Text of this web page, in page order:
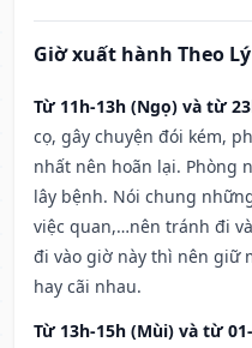
Giờ xuất hành Theo
Từ 11h-13h (Ngọ) và từ
cọ, gây chuyện đói kém,
nhất nên hoãn lại. Phòng
lây bệnh. Nói chung
việc quan,…nên tránh đi
đi vào giờ này thì nên giữ
hay cãi nhau.
Từ 13h-15h (Mùi) và từ